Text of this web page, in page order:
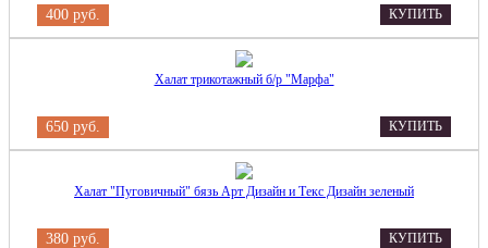
400 руб. КУПИТЬ
Халат трикотажный б/р "Марфа"
650 руб. КУПИТЬ
Халат "Пуговичный" бязь Арт Дизайн и Текс Дизайн зеленый
380 руб. КУПИТЬ